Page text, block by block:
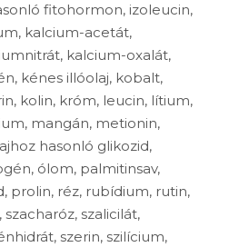
fitohormon, izoleucin,
kalcium-acetát,
kalcium-oxalát,
kénes illóolaj, kobalt,
kolin, króm, leucin, lítium,
mangán, metionin,
hasonló glikozid,
ólom, palmitinsav,
prolin, réz, rubídium, rutin,
szalicilát,
szerin, szilícium,